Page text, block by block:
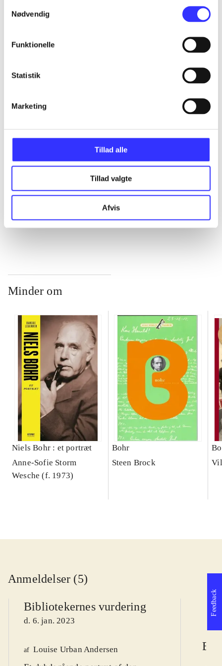
Nødvendig
Funktionelle
Statistik
Marketing
Tillad alle
Tillad valgte
Afvis
Artikler
Minder om
Niels Bohr : et portræt
Anne-Sofie Storm
Wesche (f. 1973)
Bohr
Steen Brock
Anmeldelser (5)
Bibliotekernes vurdering
d. 6. jan. 2023
af Louise Urban Andersen
Feedback